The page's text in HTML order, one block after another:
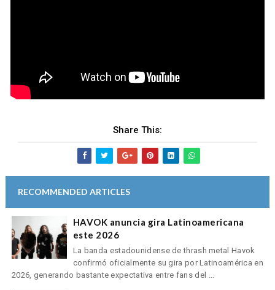
Share This:
RECOMMENDED ARTICLES
HAVOK anuncia gira Latinoamericana
este 2026
La banda estadounidense de thrash metal Havok
confirmó oficialmente su gira por Latinoamérica en
2026, generando bastante expectativa entre fans del ...